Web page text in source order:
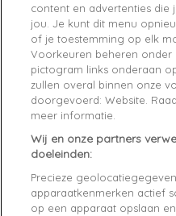
Livraison gratuite
Satisfait ou remboursé
Paiement sécurisé
Description
GPSR
content en advertenties die
jou. Je kunt dit menu
of je toestemming op elk
Voorkeuren beheren
pictogram links onderaan
zullen overal binnen onze
doorgevoerd: Website.
meer informatie.
Wij en onze partners
doeleinden:
Precieze
apparaatkenmerken actief
op een apparaat opslaan